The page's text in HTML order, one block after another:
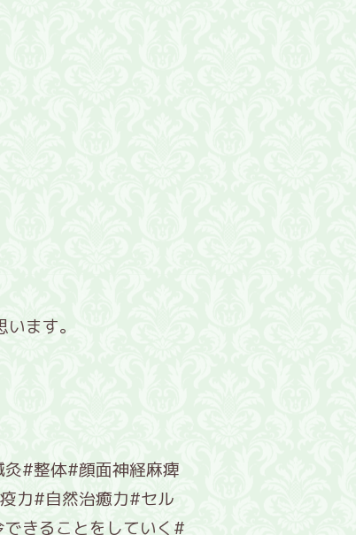
ます。
#整体#顔面神経麻痺
力#自然治癒力#セル
きることをしていく#